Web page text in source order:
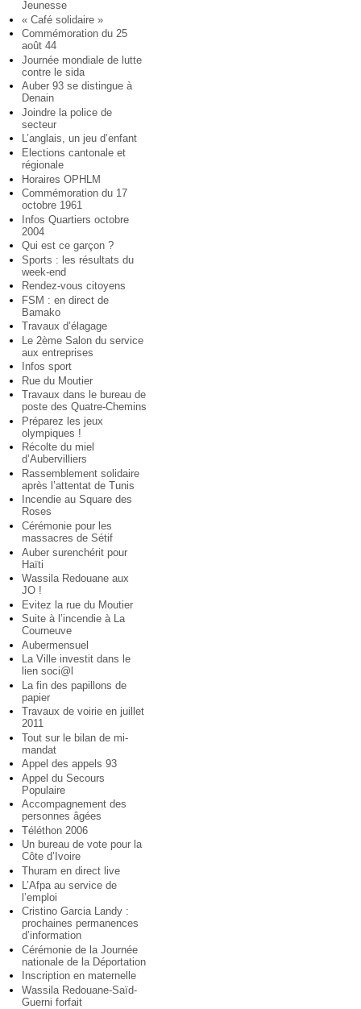
Jeunesse
« Café solidaire »
Commémoration du 25
août 44
Journée mondiale de lutte
contre le sida
Auber 93 se distingue à
Denain
Joindre la police de
secteur
L’anglais, un jeu d’enfant
Elections cantonale et
régionale
Horaires OPHLM
Commémoration du 17
octobre 1961
Infos Quartiers octobre
2004
Qui est ce garçon ?
Sports : les résultats du
week-end
Rendez-vous citoyens
FSM : en direct de
Bamako
Travaux d’élagage
Le 2ème Salon du service
aux entreprises
Infos sport
Rue du Moutier
Travaux dans le bureau de
poste des Quatre-Chemins
Préparez les jeux
olympiques !
Récolte du miel
d’Aubervilliers
Rassemblement solidaire
après l’attentat de Tunis
Incendie au Square des
Roses
Cérémonie pour les
massacres de Sétif
Auber surenchérit pour
Haïti
Wassila Redouane aux
JO !
Evitez la rue du Moutier
Suite à l’incendie à La
Courneuve
Aubermensuel
La Ville investit dans le
lien soci@l
La fin des papillons de
papier
Travaux de voirie en juillet
2011
Tout sur le bilan de mi-
mandat
Appel des appels 93
Appel du Secours
Populaire
Accompagnement des
personnes âgées
Téléthon 2006
Un bureau de vote pour la
Côte d’Ivoire
Thuram en direct live
L’Afpa au service de
l’emploi
Cristino Garcia Landy :
prochaines permanences
d’information
Cérémonie de la Journée
nationale de la Déportation
Inscription en maternelle
Wassila Redouane-Saïd-
Guerni forfait